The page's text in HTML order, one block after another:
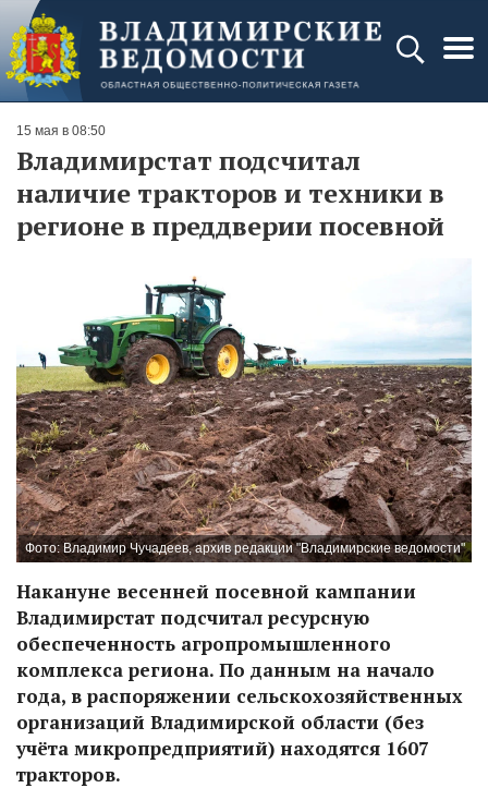
15 мая в 08:50
Владимирстат подсчитал
наличие тракторов и техники в
регионе в преддверии посевной
Фото: Владимир Чучадеев, архив редакции "Владимирские ведомости"
Накануне весенней посевной кампании
Владимирстат подсчитал ресурсную
обеспеченность агропромышленного
комплекса региона. По данным на начало
года, в распоряжении сельскохозяйственных
организаций Владимирской области (без
учёта микропредприятий) находятся 1607
тракторов.